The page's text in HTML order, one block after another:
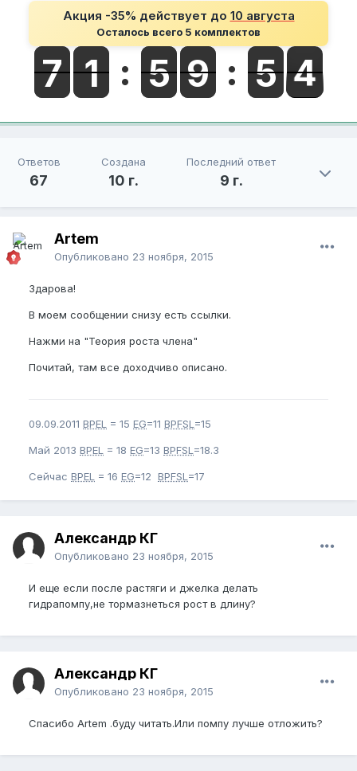
Акция -35% действует до 10 августа
Осталось всего 5 комплектов
Ответов
67
Создана
10 г.
Последний ответ
9 г.
Artem
Опубликовано 23 ноября, 2015
Здарова!
В моем сообщении снизу есть ссылки.
Нажми на "Теория роста члена"
Почитай, там все доходчиво описано.
09.09.2011 BPEL = 15 EG=11 BPFSL =15
Май 2013 BPEL = 18 EG=13 BPFSL =18.3
Сейчас BPEL = 16 EG=12 BPFSL =17
Александр КГ
Опубликовано 23 ноября, 2015
И еще если после растяги и джелка делать
гидрапомпу,не тормазнеться рост в длину?
Александр КГ
Опубликовано 23 ноября, 2015
Спасибо Artem .буду читать.Или помпу лучше отложить?